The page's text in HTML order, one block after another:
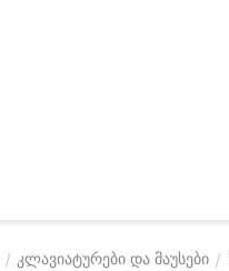
/ კლავიატურები და მაუსები /